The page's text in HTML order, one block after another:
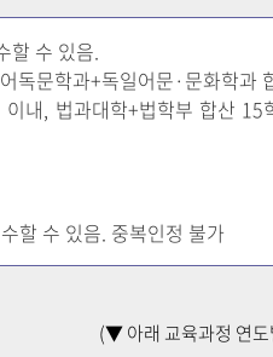
할 수 있음.
독문학과+독일어문·문화학과
내, 법과대학+법학부 합산 15
할 수 있음. 중복인정 불가
(▼ 아래 교육과정 연도